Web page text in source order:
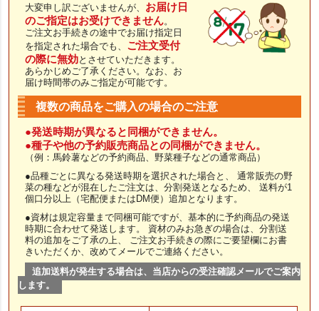
大変申し訳ございませんが、 お届け日
のご指定はお受けできません。
ご注文お手続きの途中でお届け指定日
を指定された場合でも、 ご注文受付
の際に無効とさせていただきます。
あらかじめご了承ください。なお、お
届け時間帯のみご指定が可能です。
複数の商品をご購入の場合のご注意
●発送時期が異なると同梱ができません。
●種子や他の予約販売商品との同梱ができません。
（例：馬鈴薯などの予約商品、野菜種子などの通常商品）
●品種ごとに異なる発送時期を選択された場合と、 通常販売の野
菜の種などが混在したご注文は、分割発送となるため、 送料が1
個口分以上（宅配便またはDM便）追加となります。
●資材は規定容量まで同梱可能ですが、基本的に予約商品の発送
時期に合わせて発送します。 資材のみお急ぎの場合は、分割送
料の追加をご了承の上、 ご注文お手続きの際にご要望欄にお書
きいただくか、改めてメールでご連絡ください。
追加送料が発生する場合は、当店からの受注確認メールでご案内
します。